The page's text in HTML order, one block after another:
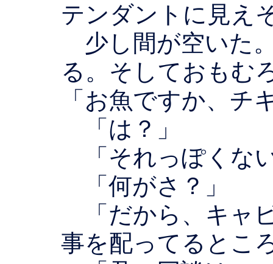
テンダントに見え
少し間が空いた
る。そしておもむ
「お魚ですか、チ
「は？」
「それっぽくな
「何がさ？」
「だから、キャ
事を配ってるとこ